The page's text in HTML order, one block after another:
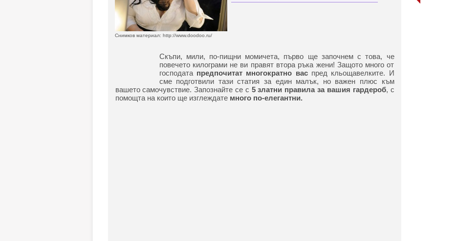
Снимков материал: http://www.doodoo.ru/
Скъпи, мили, по-пищни момичета, първо ще започнем с това, че
повечето килограми не ви правят втора ръка жени! Защото много от
господата предпочитат многократно васпред кльощавелките. И
сме подготвили тази статия за един малък, но важен плюс към
вашето самочувствие. Запознайте се с 5 златни правила за вашия гардероб, с
помощта на които ще изглеждате много по-елегантни.